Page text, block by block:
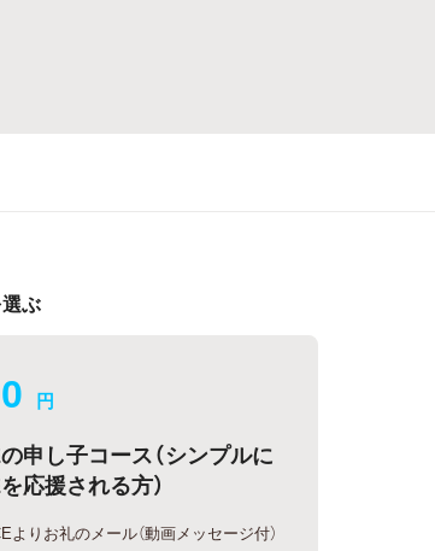
ぶ
円
申し子コース（シンプルに
応援される方）
よりお礼のメール（動画メッセージ付）